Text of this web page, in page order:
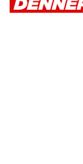
Venerdì